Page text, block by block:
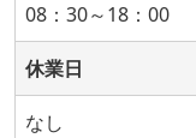
08：30～18：00
休業日
なし